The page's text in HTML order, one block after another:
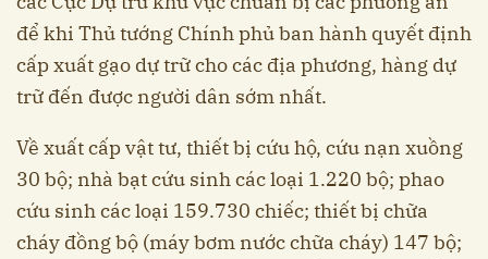
để khi Thủ tướng Chính phủ ban hành quyết định
cấp xuất gạo dự trữ cho các địa phương, hàng dự
trữ đến được người dân sớm nhất.
Về xuất cấp vật tư, thiết bị cứu hộ, cứu nạn xuồng
30 bộ; nhà bạt cứu sinh các loại 1.220 bộ; phao
cứu sinh các loại 159.730 chiếc; thiết bị chữa
cháy đồng bộ (máy bơm nước chữa cháy) 147 bộ;